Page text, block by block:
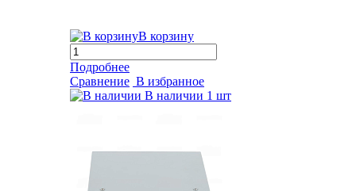
В корзину
Подробнее
Сравнение В избранное
В наличии 1 шт